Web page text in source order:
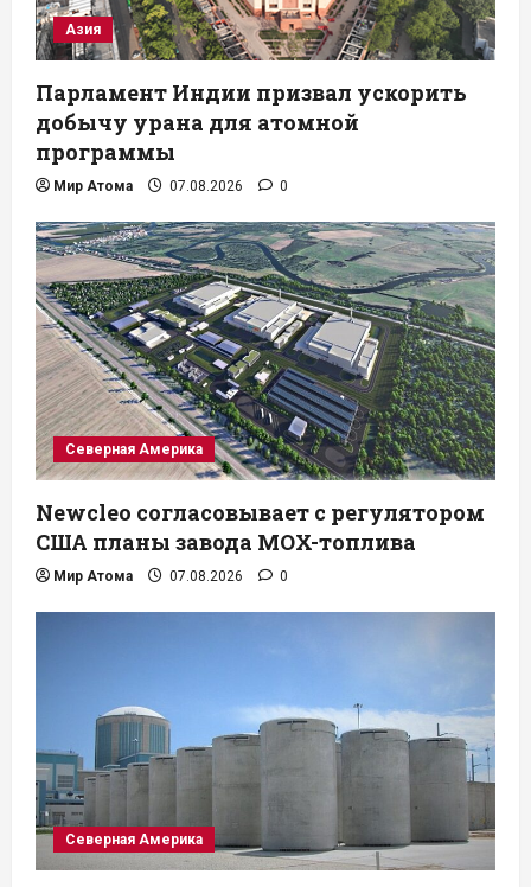
Азия
Парламент Индии призвал ускорить
добычу урана для атомной
программы
Мир Атома 07.08.2026 0
Северная Америка
Newcleo согласовывает с регулятором
США планы завода MOX-топлива
Мир Атома 07.08.2026 0
Северная Америка